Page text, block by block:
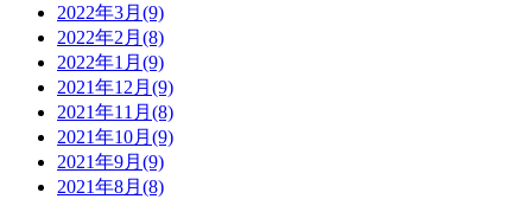
2022年3月(9)
2022年2月(8)
2022年1月(9)
2021年12月(9)
2021年11月(8)
2021年10月(9)
2021年9月(9)
2021年8月(8)